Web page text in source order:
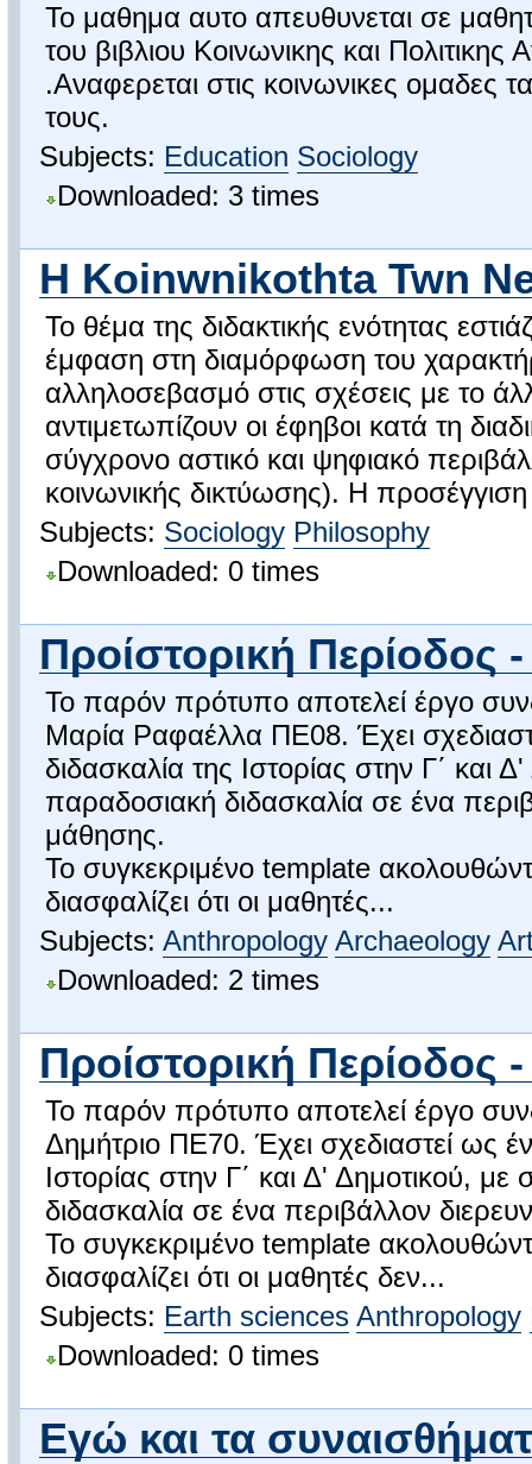
Το μαθημα αυτο απευθυνεται σε
του βιβλιου Κοινωνικης και
.Αναφερεται στις κοινωνικες ομαδες
τους.
Subjects: Education Sociology
Downloaded: 3 times
H Koinwnikothta Twn
Το θέμα της διδακτικής ενότητας
έμφαση στη διαμόρφωση του
αλληλοσεβασμό στις σχέσεις με το
αντιμετωπίζουν οι έφηβοι κατά τη
σύγχρονο αστικό και ψηφιακό
κοινωνικής δικτύωσης). Η
Subjects: Sociology Philosophy
Downloaded: 0 times
Προίστορική Περίοδος
Το παρόν πρότυπο αποτελεί έργο
Μαρία Ραφαέλλα ΠΕ08. Έχει
διδασκαλία της Ιστορίας στην Γ΄
παραδοσιακή διδασκαλία σε ένα
μάθησης.
Το συγκεκριμένο template
διασφαλίζει ότι οι μαθητές...
Subjects: Anthropology Archaeology
Downloaded: 2 times
Προίστορική Περίοδος
Το παρόν πρότυπο αποτελεί έργο
Δημήτριο ΠΕ70. Έχει σχεδιαστεί ως
Ιστορίας στην Γ΄ και Δ' Δημοτικού,
διδασκαλία σε ένα περιβάλλον
Το συγκεκριμένο template
διασφαλίζει ότι οι μαθητές δεν...
Subjects: Earth sciences Anthropology
Downloaded: 0 times
Εγώ και τα